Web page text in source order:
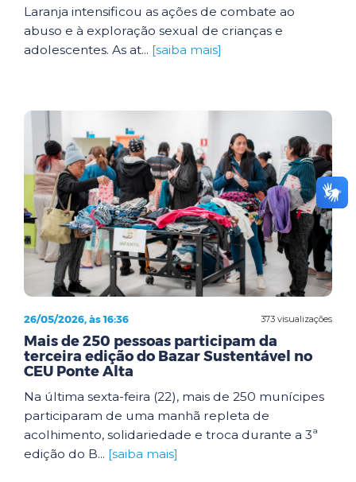
Laranja intensificou as ações de combate ao
abuso e à exploração sexual de crianças e
adolescentes. As at... [saiba mais]
373 visualizações
26/05/2026, às 16:36
Mais de 250 pessoas participam da
terceira edição do Bazar Sustentável no
CEU Ponte Alta
Na última sexta-feira (22), mais de 250 munícipes
participaram de uma manhã repleta de
acolhimento, solidariedade e troca durante a 3ª
edição do B... [saiba mais]